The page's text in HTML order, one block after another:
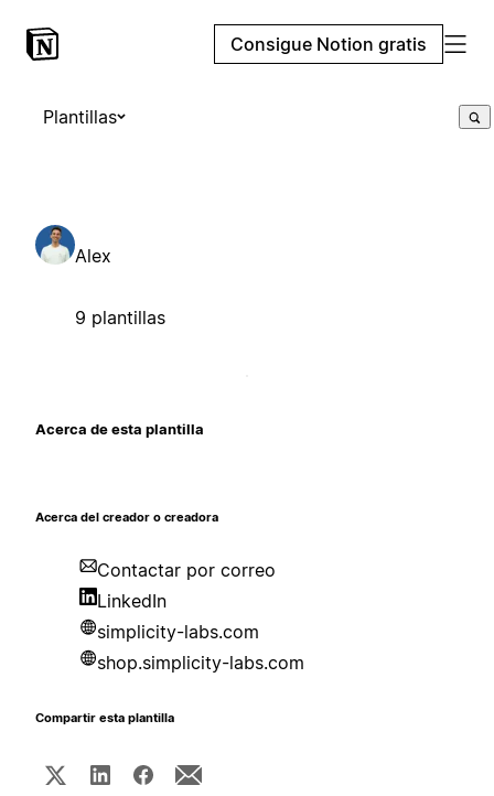
Consigue Notion gratis
Plantillas
Alex
9 plantillas
Acerca de esta plantilla
Acerca del creador o creadora
Contactar por correo
LinkedIn
simplicity-labs.com
shop.simplicity-labs.com
Compartir esta plantilla